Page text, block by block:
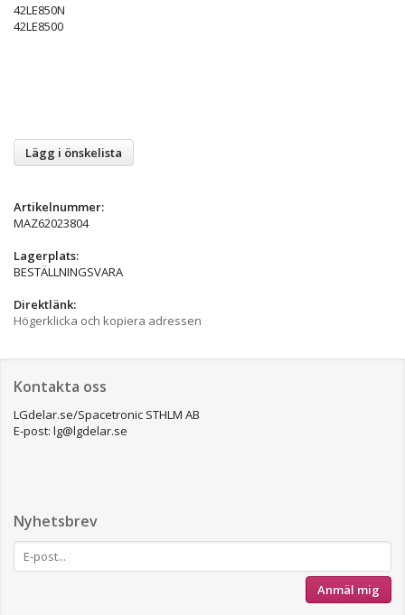
42LE850N
42LE8500
Lägg i önskelista
Artikelnummer:
MAZ62023804
Lagerplats:
BESTÄLLNINGSVARA
Direktlänk:
Högerklicka och kopiera adressen
Kontakta oss
LGdelar.se/Spacetronic STHLM AB
E-post: lg@lgdelar.se
Nyhetsbrev
Anmäl mig